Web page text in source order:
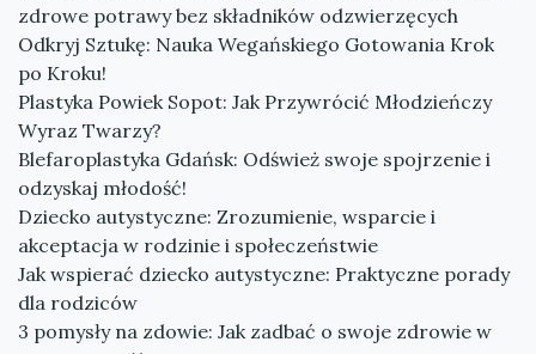
zdrowe potrawy bez składników odzwierzęcych
Odkryj Sztukę: Nauka Wegańskiego Gotowania Krok
po Kroku!
Plastyka Powiek Sopot: Jak Przywrócić Młodzieńczy
Wyraz Twarzy?
Blefaroplastyka Gdańsk: Odśwież swoje spojrzenie i
odzyskaj młodość!
Dziecko autystyczne: Zrozumienie, wsparcie i
akceptacja w rodzinie i społeczeństwie
Jak wspierać dziecko autystyczne: Praktyczne porady
dla rodziców
3 pomysły na zdowie: Jak zadbać o swoje zdrowie w